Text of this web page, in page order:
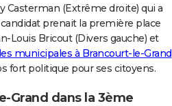
Casterman (Extrême droite) qui a
prenait la première place
Louis Bricout (Divers gauche) et
municipales à Brancourt-le-Grand
fort politique pour ses citoyens.
Grand dans la 3ème